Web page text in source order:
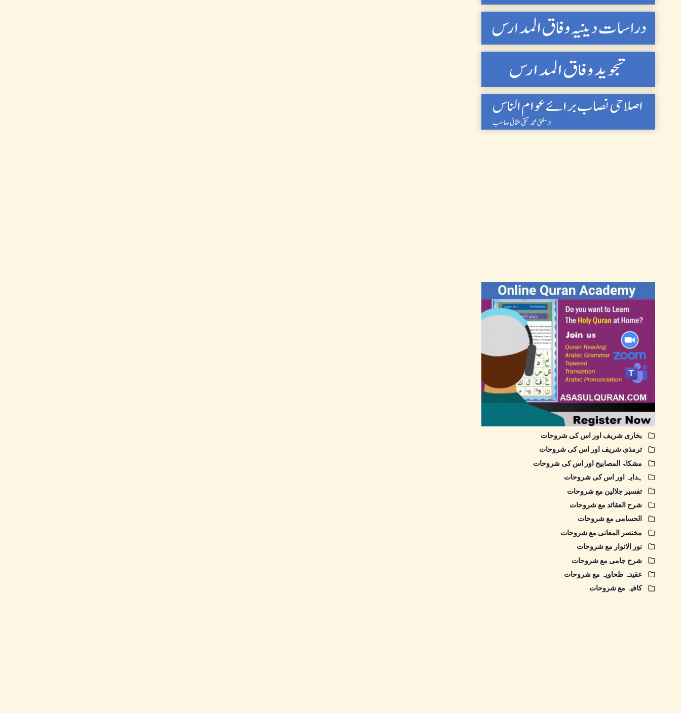
بخاری شریف اور اس کی شروحات
ترمذی شریف اور اس کی شروحات
مشکاۃ المصابیح اور اس کی شروحات
ہدایہ اور اس کی شروحات
تفسیر جلالین مع شروحات
شرح العقائد مع شروحات
الحسامی مع شروحات
مختصر المعانی مع شروحات
نور الانوار مع شروحات
شرح جامی مع شروحات
عقیدہ طحاویہ مع شروحات
کافیہ مع شروحات